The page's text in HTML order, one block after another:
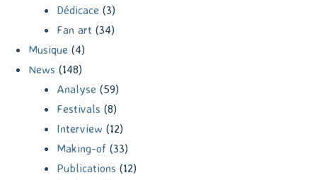
Dédicace (3)
Fan art (34)
Musique (4)
News (148)
Analyse (59)
Festivals (8)
Interview (12)
Making-of (33)
Publications (12)